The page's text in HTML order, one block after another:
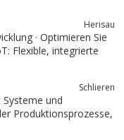
Herisau
· Optimieren Sie
integrierte
Schlieren
und
Produktionsprozesse,